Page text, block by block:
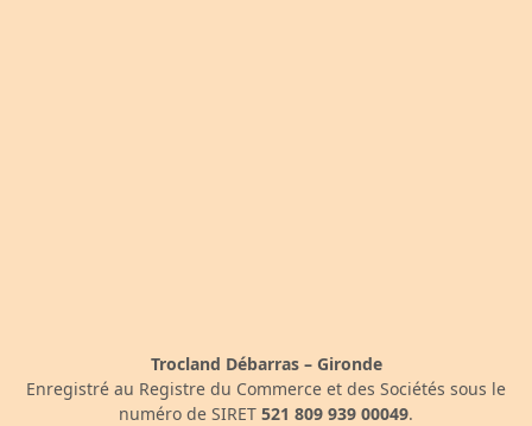
Trocland Débarras – Gironde
Enregistré au Registre du Commerce et des Sociétés sous le
numéro de SIRET 521 809 939 00049.